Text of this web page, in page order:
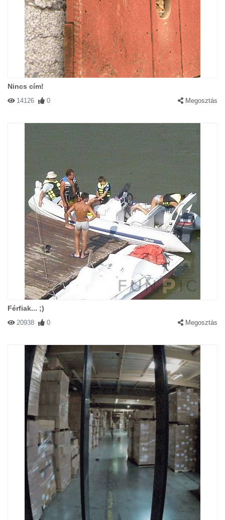
Nincs cím!
14126 0 Megosztás
Férfiak... ;)
20938 0 Megosztás